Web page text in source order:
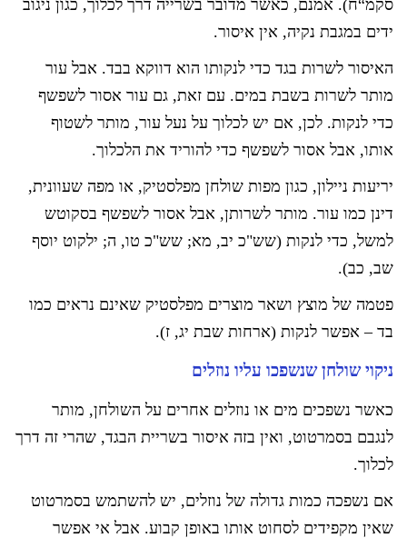
סקמ“ח). אמנם, כאשר מדובר בשרייה דרך לכלוך, כגון ניגוב
ידים במגבת נקיה, אין איסור.
האיסור לשרות בגד כדי לנקותו הוא דווקא בבד. אבל עור
מותר לשרות בשבת במים. עם זאת, גם עור אסור לשפשף
כדי לנקות. לכן, אם יש לכלוך על נעל עור, מותר לשטוף
אותו, אבל אסור לשפשף כדי להוריד את הלכלוך.
יריעות ניילון, כגון מפות שולחן מפלסטיק, או מפה שעוונית,
דינן כמו עור. מותר לשרותן, אבל אסור לשפשף בסקוטש
למשל, כדי לנקות (שש"כ יב, מא; שש"כ טו, ה; ילקוט יוסף
שב, כב).
פטמה של מוצץ ושאר מוצרים מפלסטיק שאינם נראים כמו
בד – אפשר לנקות (ארחות שבת יג, ז).
ניקוי שולחן שנשפכו עליו נוזלים
כאשר נשפכים מים או נוזלים אחרים על השולחן, מותר
לנגבם בסמרטוט, ואין בזה איסור בשריית הבגד, שהרי זה דרך
לכלוך.
אם נשפכה כמות גדולה של נוזלים, יש להשתמש בסמרטוט
שאין מקפידים לסחוט אותו באופן קבוע. אבל אי אפשר